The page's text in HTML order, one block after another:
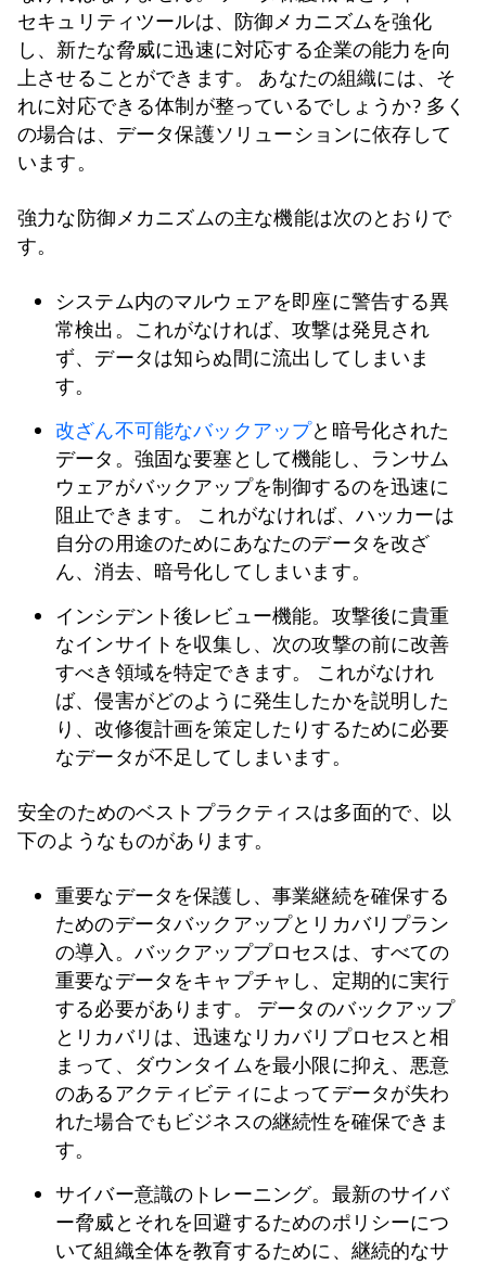
セキュリティツールは、防御メカニズムを強化
し、新たな脅威に迅速に対応する企業の能力を向
上させることができます。 あなたの組織には、そ
れに対応できる体制が整っているでしょうか? 多く
の場合は、データ保護ソリューションに依存して
います。
強力な防御メカニズムの主な機能は次のとおりで
す。
システム内のマルウェアを即座に警告する異
常検出。これがなければ、攻撃は発見され
ず、データは知らぬ間に流出してしまいま
す。
改ざん不可能なバックアップと暗号化された
データ。強固な要塞として機能し、ランサム
ウェアがバックアップを制御するのを迅速に
阻止できます。 これがなければ、ハッカーは
自分の用途のためにあなたのデータを改ざ
ん、消去、暗号化してしまいます。
インシデント後レビュー機能。攻撃後に貴重
なインサイトを収集し、次の攻撃の前に改善
すべき領域を特定できます。 これがなけれ
ば、侵害がどのように発生したかを説明した
り、改修復計画を策定したりするために必要
なデータが不足してしまいます。
安全のためのベストプラクティスは多面的で、以
下のようなものがあります。
重要なデータを保護し、事業継続を確保する
ためのデータバックアップとリカバリプラン
の導入。バックアッププロセスは、すべての
重要なデータをキャプチャし、定期的に実行
する必要があります。 データのバックアップ
とリカバリは、迅速なリカバリプロセスと相
まって、ダウンタイムを最小限に抑え、悪意
のあるアクティビティによってデータが失わ
れた場合でもビジネスの継続性を確保できま
す。
サイバー意識のトレーニング。最新のサイバ
ー脅威とそれを回避するためのポリシーにつ
いて組織全体を教育するために、継続的なサ